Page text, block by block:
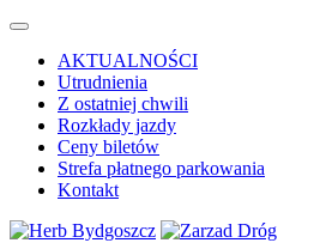
AKTUALNOŚCI
Utrudnienia
Z ostatniej chwili
Rozkłady jazdy
Ceny biletów
Strefa płatnego parkowania
Kontakt